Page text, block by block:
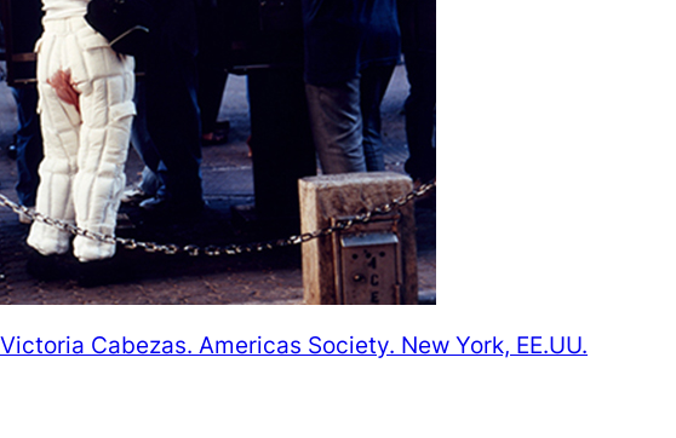
Cabezas. Americas Society. New York, EE.UU.